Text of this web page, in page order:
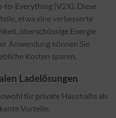
to-Everything (V2X). Diese
etwa eine verbesserte
überschüssige Energie
Anwendung können Sie
Kosten sparen.
Ladelösungen
für private Haushalte als
Vorteile: